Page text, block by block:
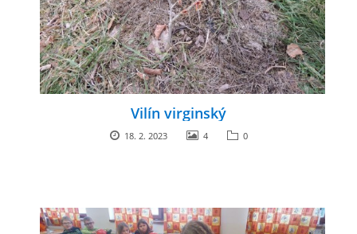
Vilín virginský
18. 2. 2023 4 0